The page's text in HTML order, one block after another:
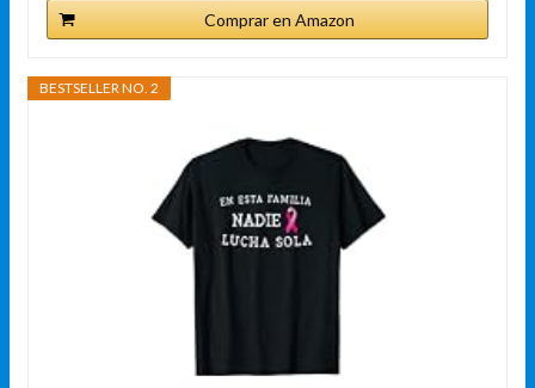
Comprar en Amazon
BESTSELLER NO. 2